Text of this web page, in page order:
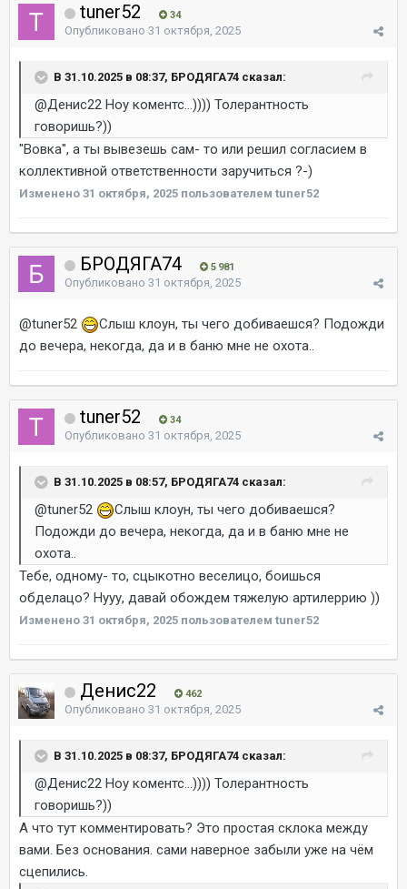
tuner52 34
Опубликовано 31 октября, 2025
В 31.10.2025 в 08:37, БРОДЯГА74 сказал:
@Денис22 Ноу коментс...)))) Толерантность
говоришь?))
"Вовка", а ты вывезешь сам- то или решил согласием в
коллективной ответственности заручиться ?-)
Изменено 31 октября, 2025 пользователем tuner52
БРОДЯГА74 5 981
Опубликовано 31 октября, 2025
@tuner52
Слыш клоун, ты чего добиваешся? Подожди
до вечера, некогда, да и в баню мне не охота..
tuner52 34
Опубликовано 31 октября, 2025
В 31.10.2025 в 08:57, БРОДЯГА74 сказал:
@tuner52
Слыш клоун, ты чего добиваешся?
Подожди до вечера, некогда, да и в баню мне не
охота..
Тебе, одному- то, сцыкотно веселицо, боишься
обделацо? Нууу, давай обождем тяжелую артилеррию ))
Изменено 31 октября, 2025 пользователем tuner52
Денис22 462
Опубликовано 31 октября, 2025
В 31.10.2025 в 08:37, БРОДЯГА74 сказал:
@Денис22 Ноу коментс...)))) Толерантность
говоришь?))
А что тут комментировать? Это простая склока между
вами. Без основания. сами наверное забыли уже на чём
сцепились.